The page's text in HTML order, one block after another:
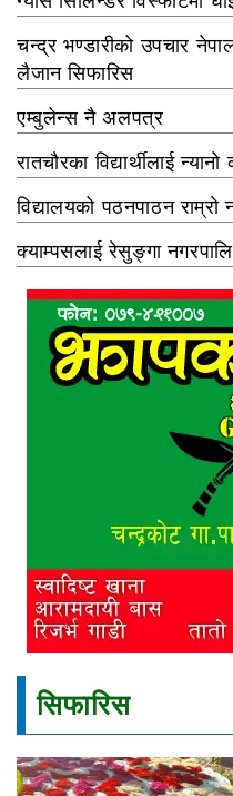
चन्द्र भण्डारीको उपचार
लैजान सिफारिस
एम्बुलेन्स नै अलपत्र
रातचौरका विद्यार्थीलाई
विद्यालयको पठनपाठन
क्याम्पसलाई रेसुङ्गा
सिफारिस